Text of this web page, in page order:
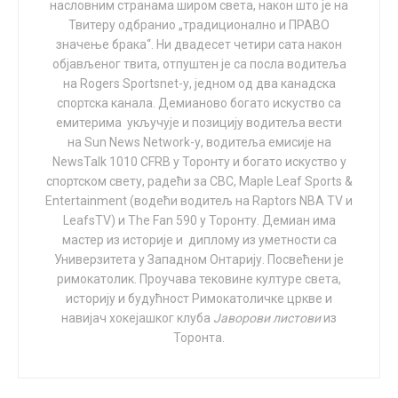
*every* body.https://t.co/9E9qKRMJTu
— Reproductive Freedom for All
(@reproforall)May 6, 2021
Ипак, превладало је и мало разума:
Wouldn’t switching to “Happy Birthing
People’s Day” erase all the women who
adopted their kids and are no less moms
than any other mom? On net, haven’t you
excluded more than you’ve included with that
attempt at inclusion?
— Ryan Grim (@ryangrim)May 7, 2021
Од јануара, када је председник Џо Бајден потписао
извршну наредбу којом се државне школе позивају
да трансродним спортистима дозволе учешће у
тимовима који се поклапају с њиховим одабраним
родним идентитетом, законодавна тела појединих
држава огласила су се о тој контроверзној теми. Али
неки верују да је све почело још 2017. године у
Конектикату, када је биолошки мушкарацАндреја
Јирвудосвојио државну титулу за девојке у трци на
100 метара. Ове године законодавци у преко 20
различитих главних градова широм земље
предложили су више од 80 закона који штите девојке
и жене у спортским такмичењима.
насловним странама широм света, након што је на
Твитеру одбранио „традиционално и ПРАВО
значење брака“. Ни двадесет четири сата након
објављеног твита, отпуштен је са посла водитеља
на Rogers Sportsnet-у, једном од два канадска
спортска канала. Демианово богато искуство са
емитерима укључује и позицију водитеља вести
на Sun News Network-у, водитеља емисије на
NewsTalk 1010 CFRB у Торонту и богато искуство у
спортском свету, радећи за CBC, Maple Leaf Sports &
Entertainment (водећи водитељ на Raptors NBA TV и
LeafsTV) и The Fan 590 у Торонту. Демиан има
мастер из историје и диплому из уметности са
Универзитета у Западном Онтарију. Посвећени је
римокатолик. Проучава тековине културе света,
историју и будућност Римокатоличке цркве и
навијач хокејашког клуба Јаворови листовииз
Торонта.